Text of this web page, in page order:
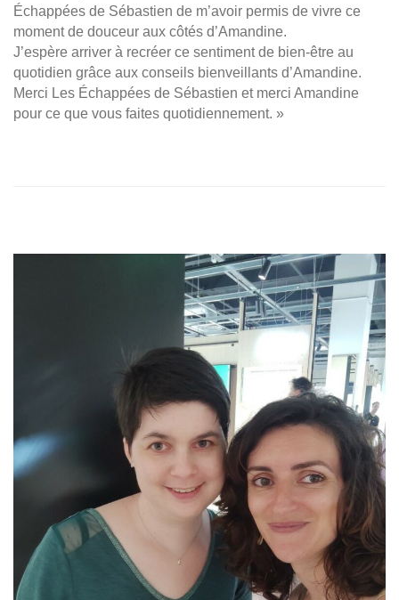
Échappées de Sébastien de m’avoir permis de vivre ce
moment de douceur aux côtés d’Amandine.
J’espère arriver à recréer ce sentiment de bien-être au
quotidien grâce aux conseils bienveillants d’Amandine.
Merci Les Échappées de Sébastien et merci Amandine
pour ce que vous faites quotidiennement. »